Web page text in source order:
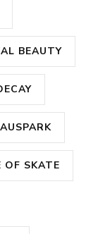
BEAUTY
OF SKATE